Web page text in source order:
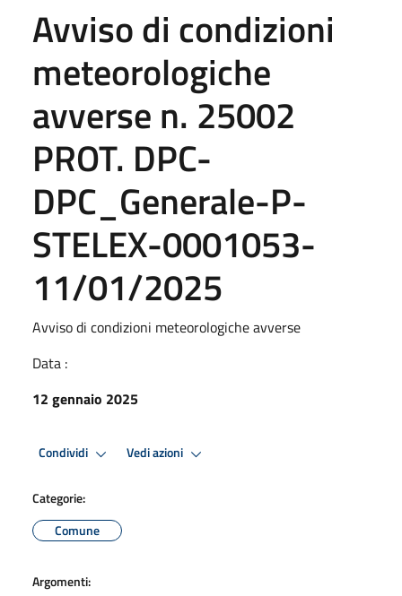
Avviso di condizioni
meteorologiche
avverse n. 25002
PROT. DPC-
DPC_Generale-P-
STELEX-0001053-
11/01/2025
Avviso di condizioni meteorologiche avverse
Data :
12 gennaio 2025
Condividi Vedi azioni
Categorie:
Comune
Argomenti: